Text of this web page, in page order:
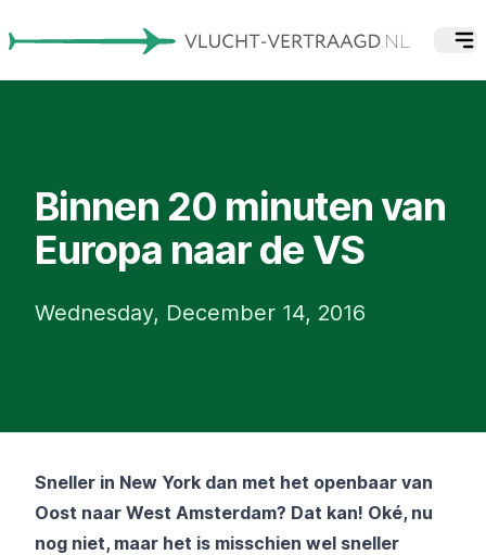
Binnen 20 minuten van
Europa naar de VS
Wednesday, December 14, 2016
Sneller in New York dan met het openbaar van
Oost naar West Amsterdam? Dat kan! Oké, nu
nog niet, maar het is misschien wel sneller